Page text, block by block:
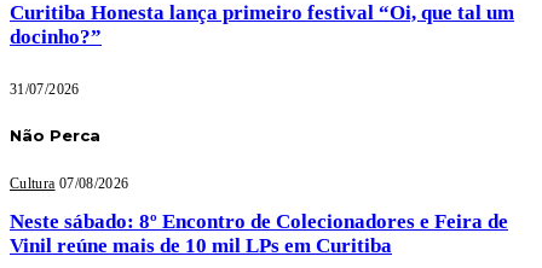
Curitiba Honesta lança primeiro festival “Oi, que tal um
docinho?”
31/07/2026
Não Perca
Cultura 07/08/2026
Neste sábado: 8º Encontro de Colecionadores e Feira de
Vinil reúne mais de 10 mil LPs em Curitiba